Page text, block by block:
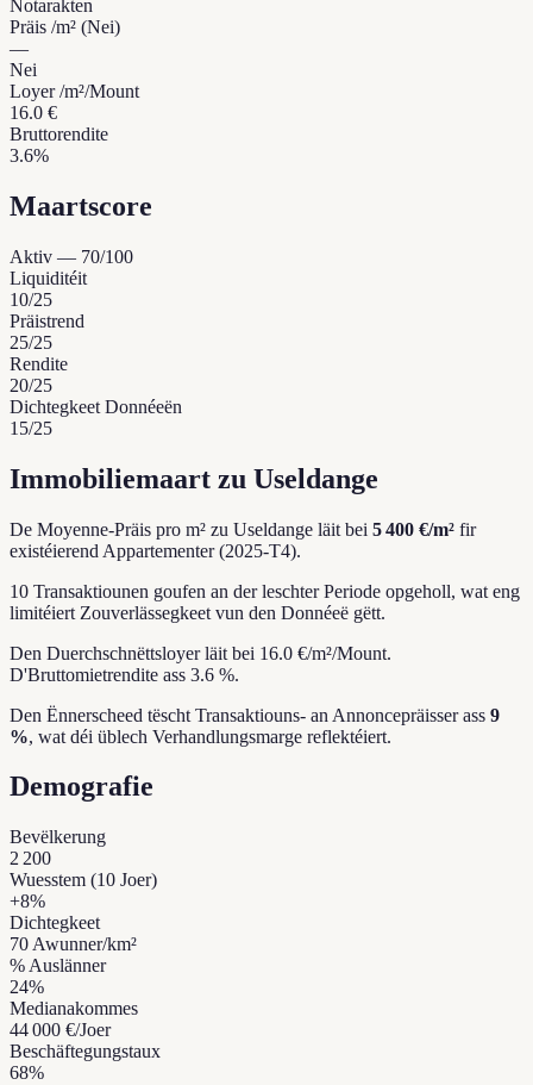
Notarakten
Präis /m² (Nei)
—
Nei
Loyer /m²/Mount
16.0 €
Bruttorendite
3.6%
Maartscore
Aktiv — 70/100
Liquiditéit
10/25
Präistrend
25/25
Rendite
20/25
Dichtegkeet Donnéeën
15/25
Immobiliemaart zu Useldange
De Moyenne-Präis pro m² zu Useldange läit bei 5 400 €/m² fir
existéierend Appartementer (2025-T4).
10 Transaktiounen goufen an der leschter Periode opgeholl, wat eng
limitéiert Zouverlässegkeet vun den Donnéeë gëtt.
Den Duerchschnëttsloyer läit bei 16.0 €/m²/Mount.
D'Bruttomietrendite ass 3.6 %.
Den Ënnerscheed tëscht Transaktiouns- an Annoncepräisser ass 9
%, wat déi üblech Verhandlungsmarge reflektéiert.
Demografie
Bevëlkerung
2 200
Wuesstem (10 Joer)
+8%
Dichtegkeet
70 Awunner/km²
% Auslänner
24%
Medianakommes
44 000 €/Joer
Beschäftegungstaux
68%